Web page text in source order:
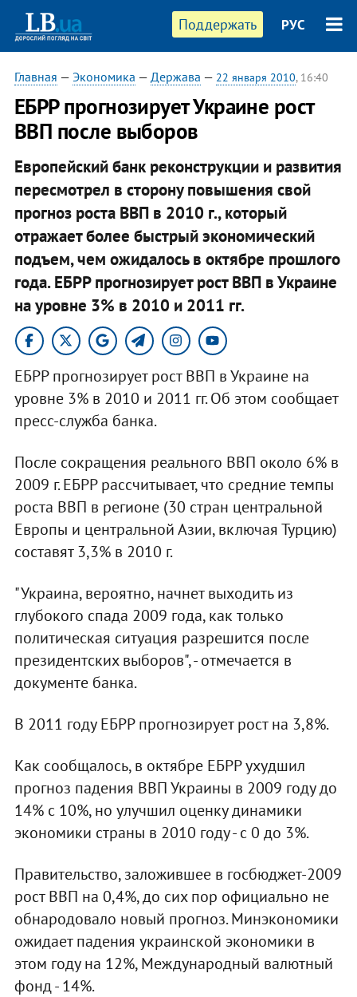
Поддержать РУС
Главная — Экономика — Держава — 22 января 2010, 16:40
ЕБРР прогнозирует Украине рост
ВВП после выборов
Европейский банк реконструкции и развития
пересмотрел в сторону повышения свой
прогноз роста ВВП в 2010 г., который
отражает более быстрый экономический
подъем, чем ожидалось в октябре прошлого
года. ЕБРР прогнозирует рост ВВП в Украине
на уровне 3% в 2010 и 2011 гг.
ЕБРР прогнозирует рост ВВП в Украине на
уровне 3% в 2010 и 2011 гг. Об этом сообщает
пресс-служба банка.
После сокращения реального ВВП около 6% в
2009 г. ЕБРР рассчитывает, что средние темпы
роста ВВП в регионе (30 стран центральной
Европы и центральной Азии, включая Турцию)
составят 3,3% в 2010 г.
"Украина, вероятно, начнет выходить из
глубокого спада 2009 года, как только
политическая ситуация разрешится после
президентских выборов", - отмечается в
документе банка.
В 2011 году ЕБРР прогнозирует рост на 3,8%.
Как сообщалось, в октябре ЕБРР ухудшил
прогноз падения ВВП Украины в 2009 году до
14% с 10%, но улучшил оценку динамики
экономики страны в 2010 году - с 0 до 3%.
Правительство, заложившее в госбюджет-2009
рост ВВП на 0,4%, до сих пор официально не
обнародовало новый прогноз. Минэкономики
ожидает падения украинской экономики в
этом году на 12%, Международный валютный
фонд - 14%.